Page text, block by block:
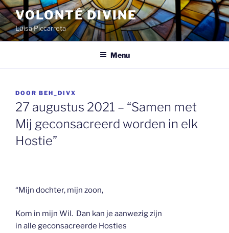
Spring
naar
de
inhoud
VOLONTÉ DIVINE
Luisa Piccarreta
Menu
GEPLAATST
OP
DOOR BEH_DIVX
27 augustus 2021 – “Samen met
Mij geconsacreerd worden in elk
Hostie”
“Mijn dochter, mijn zoon,
Kom in mijn Wil. Dan kan je aanwezig zijn
in alle geconsacreerde Hosties